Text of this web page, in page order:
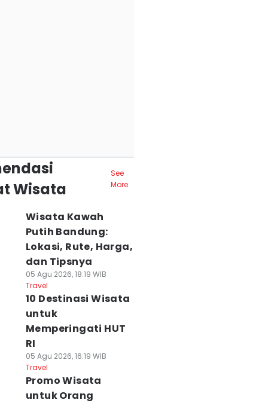
Wisata
See
More
Wisata Kawah
Putih Bandung:
Lokasi, Rute, Harga,
dan Tipsnya
05 Agu 2026, 18:19 WIB
Travel
10 Destinasi Wisata
untuk
Memperingati HUT
RI
05 Agu 2026, 16:19 WIB
Travel
Promo Wisata
untuk Orang